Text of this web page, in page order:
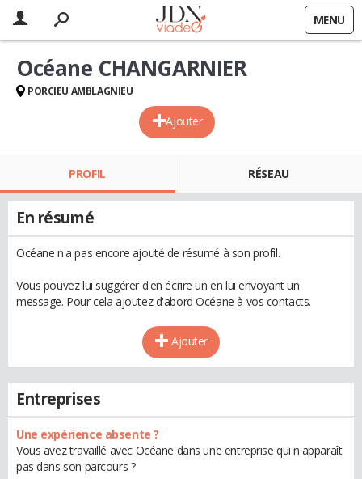
MENU
Ajouter
Océane CHANGARNIER
PORCIEU AMBLAGNIEU
PROFIL RÉSEAU
En résumé
Océane n'a pas encore ajouté de résumé à son profil.
Vous pouvez lui suggérer d'en écrire un en lui envoyant un
message. Pour cela ajoutez d'abord Océane à vos contacts.
Ajouter
Entreprises
Une expérience absente ?
Vous avez travaillé avec Océane dans une entreprise qui n'apparaît
pas dans son parcours ?